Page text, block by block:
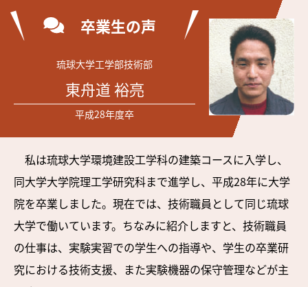
卒業生の声
琉球大学工学部技術部
東舟道 裕亮
平成28年度卒
私は琉球大学環境建設工学科の建築コースに入学し、
同大学大学院理工学研究科まで進学し、平成28年に大学
院を卒業しました。現在では、技術職員として同じ琉球
大学で働いています。ちなみに紹介しますと、技術職員
の仕事は、実験実習での学生への指導や、学生の卒業研
究における技術支援、また実験機器の保守管理などが主